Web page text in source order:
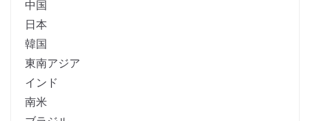
中国
日本
韓国
東南アジア
インド
南米